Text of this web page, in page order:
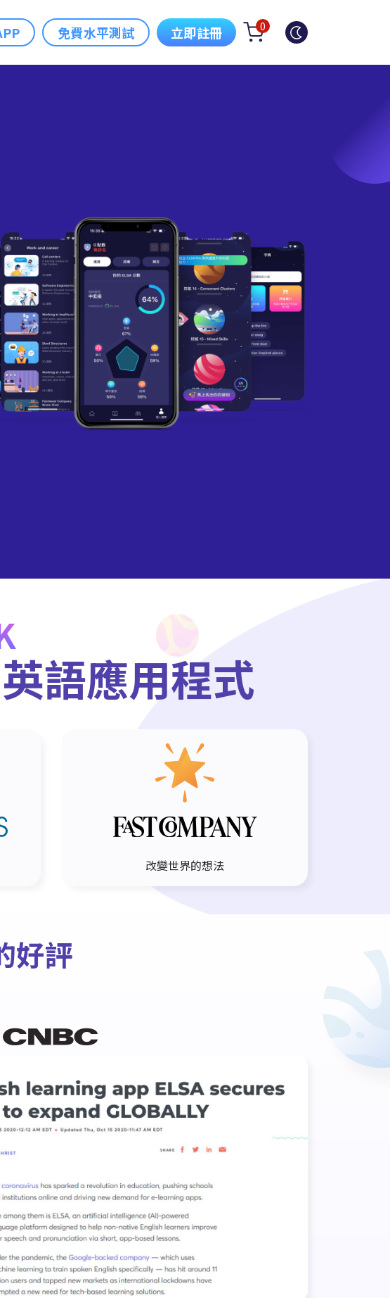
免費水平測試 立即註冊 0
語應用程式
改變世界的想法
好評